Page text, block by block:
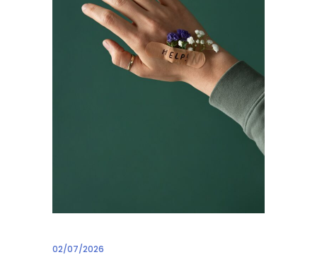
02/07/2026